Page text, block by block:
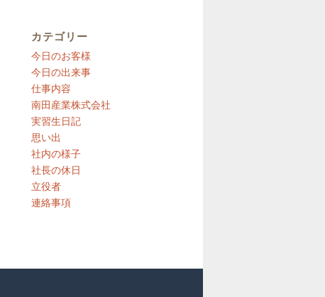
カテゴリー
今日のお客様
今日の出来事
仕事内容
南田産業株式会社
実習生日記
思い出
社内の様子
社長の休日
立役者
連絡事項